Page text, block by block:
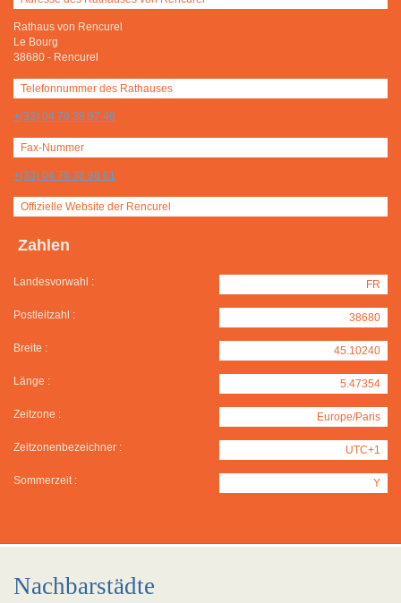
Rathaus von Rencurel
Le Bourg
38680 - Rencurel
Telefonnummer des Rathauses
+(33) 04 76 38 97 48
Fax-Nummer
+(33) 04 76 38 98 61
Offizielle Website der Rencurel
Zahlen
Landesvorwahl : FR
Postleitzahl : 38680
Breite : 45.10240
Länge : 5.47354
Zeitzone : Europe/Paris
Zeitzonenbezeichner : UTC+1
Sommerzeit : Y
Nachbarstädte